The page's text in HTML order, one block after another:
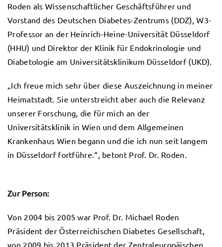
Roden als Wissenschaftlicher Geschäftsführer und
Vorstand des Deutschen Diabetes-Zentrums (DDZ), W3-
Professor an der Heinrich-Heine-Universität Düsseldorf
(HHU) und Direktor der Klinik für Endokrinologie und
Diabetologie am Universitätsklinikum Düsseldorf (UKD).
„Ich freue mich sehr über diese Auszeichnung in meiner
Heimatstadt. Sie unterstreicht aber auch die Relevanz
unserer Forschung, die für mich an der
Universitätsklinik in Wien und dem Allgemeinen
Krankenhaus Wien begann und die ich nun seit langem
in Düsseldorf fortführe.“, betont Prof. Dr. Roden.
Zur Person:
Von 2004 bis 2005 war Prof. Dr. Michael Roden
Präsident der Österreichischen Diabetes Gesellschaft,
von 2009 bis 2013 Präsident der Zentraleuropäischen